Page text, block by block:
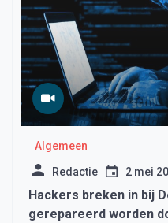
Algemeen
Redactie 2 mei
Hackers breken in bij
gerepareerd worden